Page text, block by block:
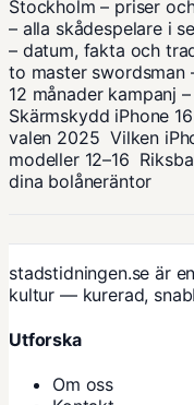
Stockholm – priser
– alla skådespelare i
– datum, fakta och
to master swordsman
12 månader kampanj
Skärmskydd iPhone
valen 2025 Vilken
modeller 12–16
dina bolåneräntor
stadstidningen.se är
kultur — kurerad,
Utforska
Om oss